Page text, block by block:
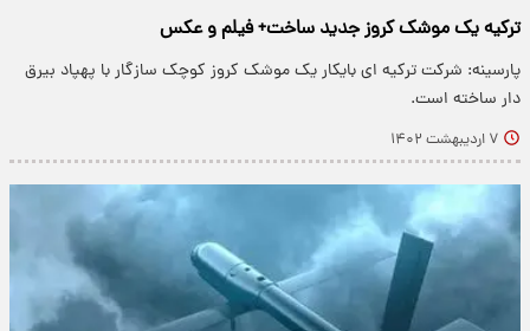
ترکیه یک موشک کروز جدید ساخت+ فیلم و عکس
پارسینه: شرکت ترکیه ای بایکار یک موشک کروز کوچک سازگار با پهپاد بیرق
دار ساخته است.
۷ اردیبهشت ۱۴۰۲